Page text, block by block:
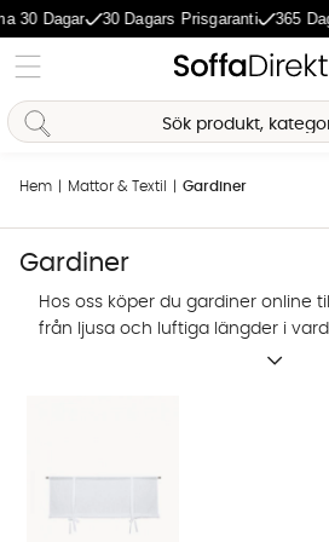
30 Dagars Prisgaranti 365 Dagars
Hem Mattor & Textil Gardiner
Gardiner
Hos oss köper du gardiner online
från ljusa och luftiga längder i
mörkläggningsgardiner i
Olika typer av gardiner
I sortimentet hittar du flera typer
Sofia Direkt
AI-assistent